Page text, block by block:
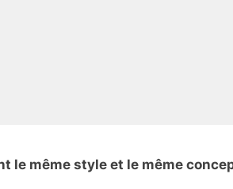
le même style et le même